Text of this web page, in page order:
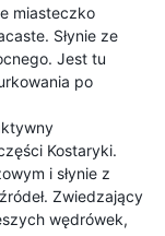
miasteczko
Słynie ze
Jest tu
po
Kostaryki.
i słynie z
Zwiedzający
wędrówek,